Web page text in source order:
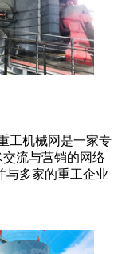
工机械网是一家专
流与营销的网络
与多家的重工企业